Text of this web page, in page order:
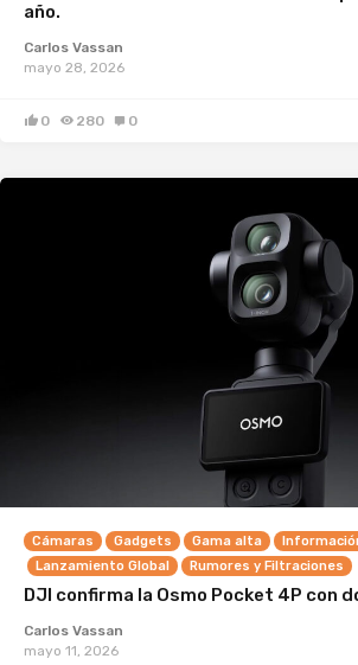
año.
Carlos Vassan
mayo 28, 2026
0 280 0
Cámaras Gadgets Gama alta
Lanzamiento Global
Rumores y Filtraciones
DJI confirma la Osmo Pocket 4P con
Carlos Vassan
mayo 11, 2026